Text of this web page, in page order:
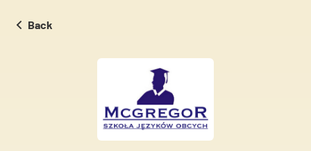
Back
We use cookies to personalise content and ads, to provide social
media features, and to analyse traffic on our website. We also
share information about your use of our site with our social
media, advertising and analytics partners. These partners may
combine this information with other data you have provided to
them or that they have collected during your use of their services.